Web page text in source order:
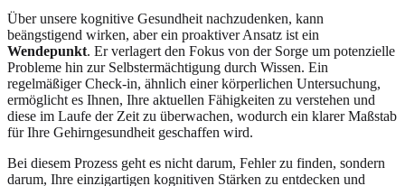
Über unsere kognitive Gesundheit nachzudenken, kann
beängstigend wirken, aber ein proaktiver Ansatz ist ein
Wendepunkt. Er verlagert den Fokus von der Sorge um potenzielle
Probleme hin zur Selbstermächtigung durch Wissen. Ein
regelmäßiger Check-in, ähnlich einer körperlichen Untersuchung,
ermöglicht es Ihnen, Ihre aktuellen Fähigkeiten zu verstehen und
diese im Laufe der Zeit zu überwachen, wodurch ein klarer Maßstab
für Ihre Gehirngesundheit geschaffen wird.
Bei diesem Prozess geht es nicht darum, Fehler zu finden, sondern
darum, Ihre einzigartigen kognitiven Stärken zu entdecken und